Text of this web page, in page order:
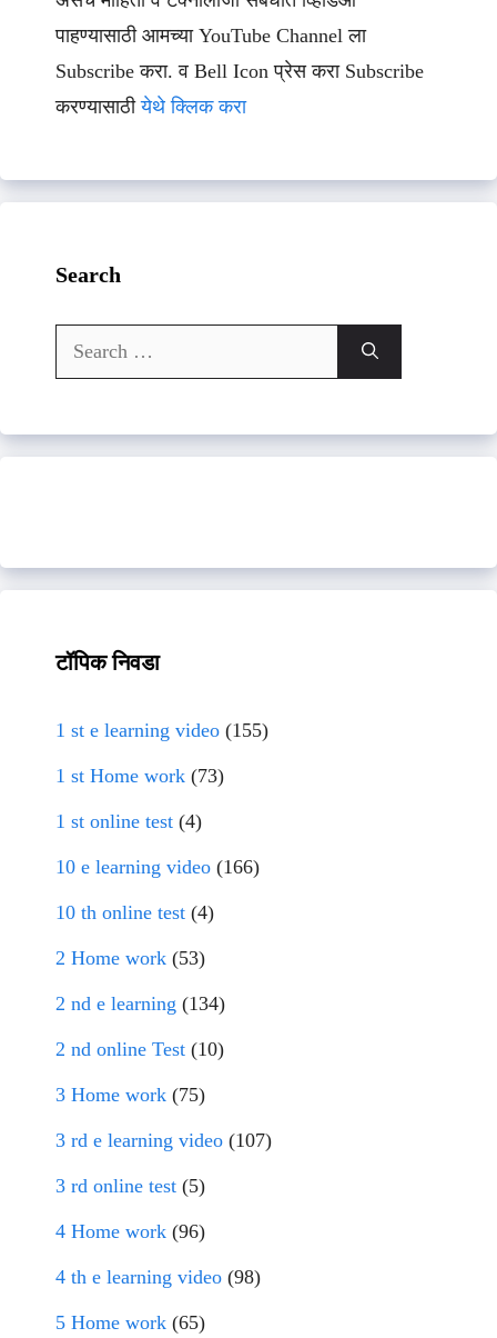
पाहण्यासाठी आमच्या YouTube Channel ला
Subscribe करा. व Bell Icon प्रेस करा Subscribe
करण्यासाठीयेथे क्लिक करा
Search
Search
for:
टॉपिक निवडा
1 st e learning video (155)
1 st Home work (73)
1 st online test (4)
10 e learning video (166)
10 th online test (4)
2 Home work (53)
2 nd e learning (134)
2 nd online Test (10)
3 Home work (75)
3 rd e learning video (107)
3 rd online test (5)
4 Home work (96)
4 th e learning video (98)
5 Home work (65)